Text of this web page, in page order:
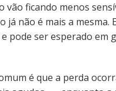
vão ficando menos
já não é mais a mesma.
pode ser esperado em
é que a perda